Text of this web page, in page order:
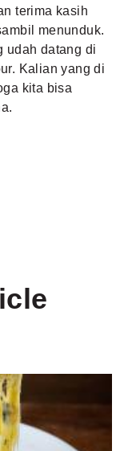
terima kasih
menunduk.
udah datang di
Kalian yang di
kita bisa